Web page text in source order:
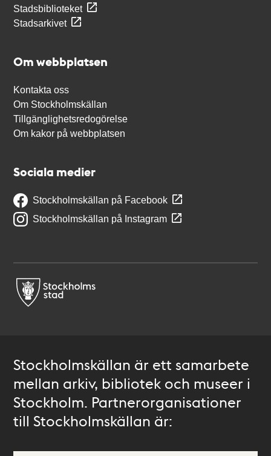
Stadsbiblioteket
Stadsarkivet
Om webbplatsen
Kontakta oss
Om Stockholmskällan
Tillgänglighetsredogörelse
Om kakor på webbplatsen
Sociala medier
Stockholmskällan på Facebook
Stockholmskällan på Instagram
Stockholmskällan är ett samarbete
mellan arkiv, bibliotek och museer i
Stockholm. Partnerorganisationer
till Stockholmskällan är: